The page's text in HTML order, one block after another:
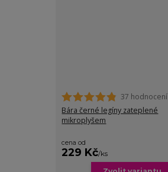
37 hodnocení
Bára černé legíny zateplené
mikroplyšem
cena od
229 Kč/ks